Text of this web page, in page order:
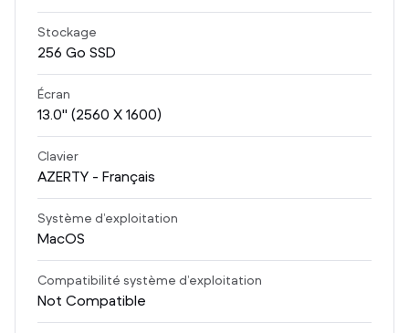
Stockage
256 Go SSD
Écran
13.0" (2560 X 1600)
Clavier
AZERTY - Français
Système d’exploitation
MacOS
Compatibilité système d’exploitation
Not Compatible